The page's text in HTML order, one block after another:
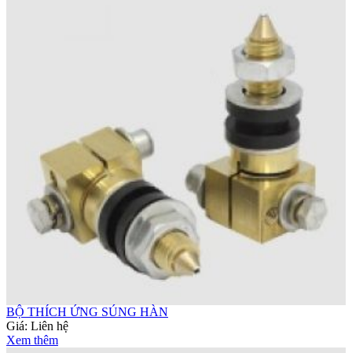
BỘ THÍCH ỨNG SÚNG HÀN
Giá: Liên hệ
Xem thêm